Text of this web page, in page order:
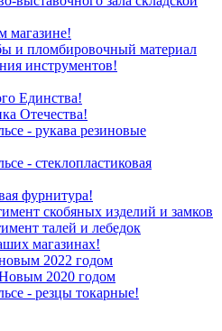
магазине!
и пломбировочный материал
инструментов!
Единства!
Отечества!
- рукава резиновые
- стеклопластиковая
фурнитура!
скобяных изделий и замков
талей и лебедок
магазинах!
2022 годом
2020 годом
- резцы токарные!